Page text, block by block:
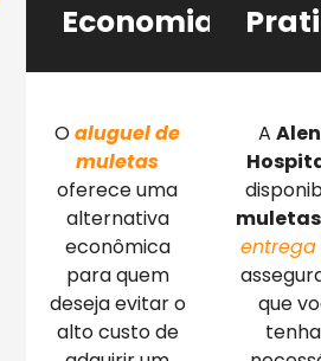
Economia
Oaluguel de
muletas
oferece uma
alternativa
econômica
para quem
deseja evitar o
alto custo de
A
muletas
que